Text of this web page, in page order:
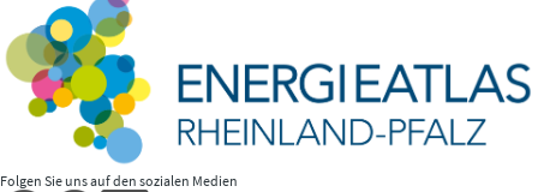
Folgen Sie uns auf den sozialen Medien